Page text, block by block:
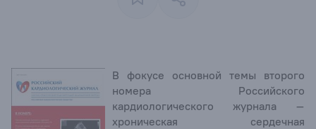
В фокусе основной темы второго
номера Российского
кардиологического журнала –
хроническая сердечная